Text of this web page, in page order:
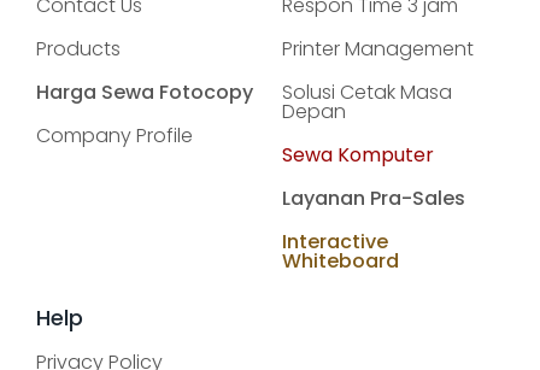
Contact Us
Products
Harga Sewa Fotocopy
Company Profile
Respon Time 3 jam
Printer Management
Solusi Cetak Masa
Depan
Sewa Komputer
Layanan Pra-Sales
Interactive
Whiteboard
Help
Privacy Policy